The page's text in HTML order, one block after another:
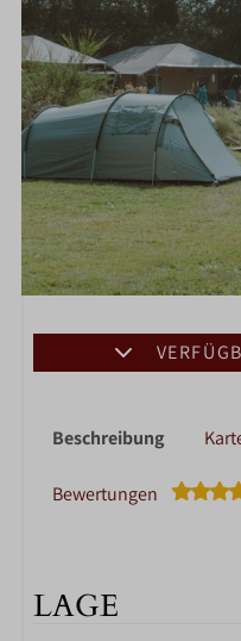
Beschreibung
Bewertungen
LAGE